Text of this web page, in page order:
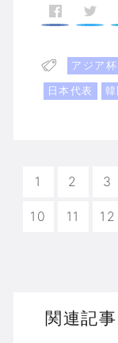
アジア
日本代表
1 2 3
10 11 12
関連記事